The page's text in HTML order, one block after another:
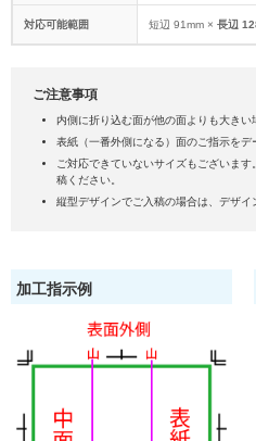
対応可能範囲 短辺 91mm × 長辺
ご注意事項
内側に折り込む面が他の面よりも大きい
表紙（一番外側になる）面のご指示をデ
ご対応できていないサイズもございま
稿ください。
縦型デザインでご入稿の場合は、デザイ
加工指示例